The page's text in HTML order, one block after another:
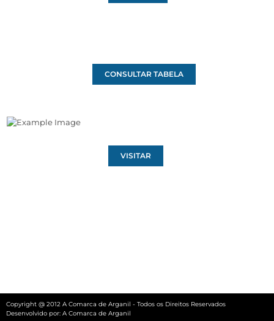
CONSULTAR TABELA
VISITAR
Copyright @ 2012 A Comarca de Arganil - Todos os Direitos Reservados
Desenvolvido por: A Comarca de Arganil